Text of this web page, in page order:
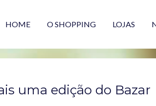
HOME O SHOPPING LOJAS
uma edição do Bazar